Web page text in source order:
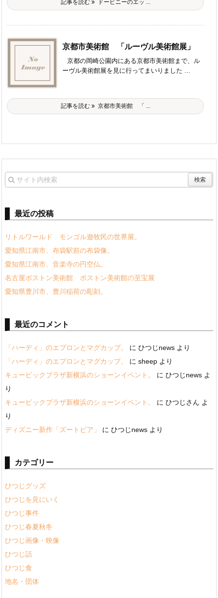
記事を読む ドービニーのエッ ...
京都市美術館 「ルーヴル美術館展」
京都の岡崎公園内にある京都市美術館まで、ル
ーヴル美術館展を見に行ってまいりました ...
記事を読む 京都市美術館 「 ...
最近の投稿
リトルワールド モンゴル遊牧民の世界展。
愛知県江南市、布袋駅前の布袋像。
愛知県江南市、音楽寺の円空仏。
名古屋ボストン美術館 ボストン美術館の至宝展
愛知県豊川市、豊川稲荷の彫刻。
最近のコメント
「ハーディ」のエプロンとマグカップ。 に ひつじnews より
「ハーディ」のエプロンとマグカップ。
に sheep より
キュービックプラザ新横浜のショーンイベント。
に ひつじnews よ
り
キュービックプラザ新横浜のショーンイベント。
に ひつじさん よ
り
ディズニー新作「ズートピア」
に ひつじnews より
カテゴリー
ひつじグッズ
ひつじを見にいく
ひつじ事件
ひつじ春夏秋冬
ひつじ画像・映像
ひつじ話
ひつじ食
地名・団体